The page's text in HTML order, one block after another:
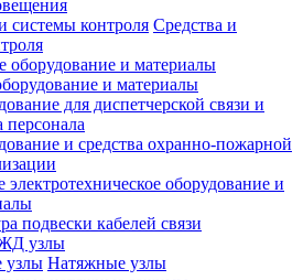
Средства и
и материалы
для диспетчерской связи и
персонала
и средства охранно-пожарной
электротехническое оборудование и
подвески кабелей связи
узлы
Натяжные узлы